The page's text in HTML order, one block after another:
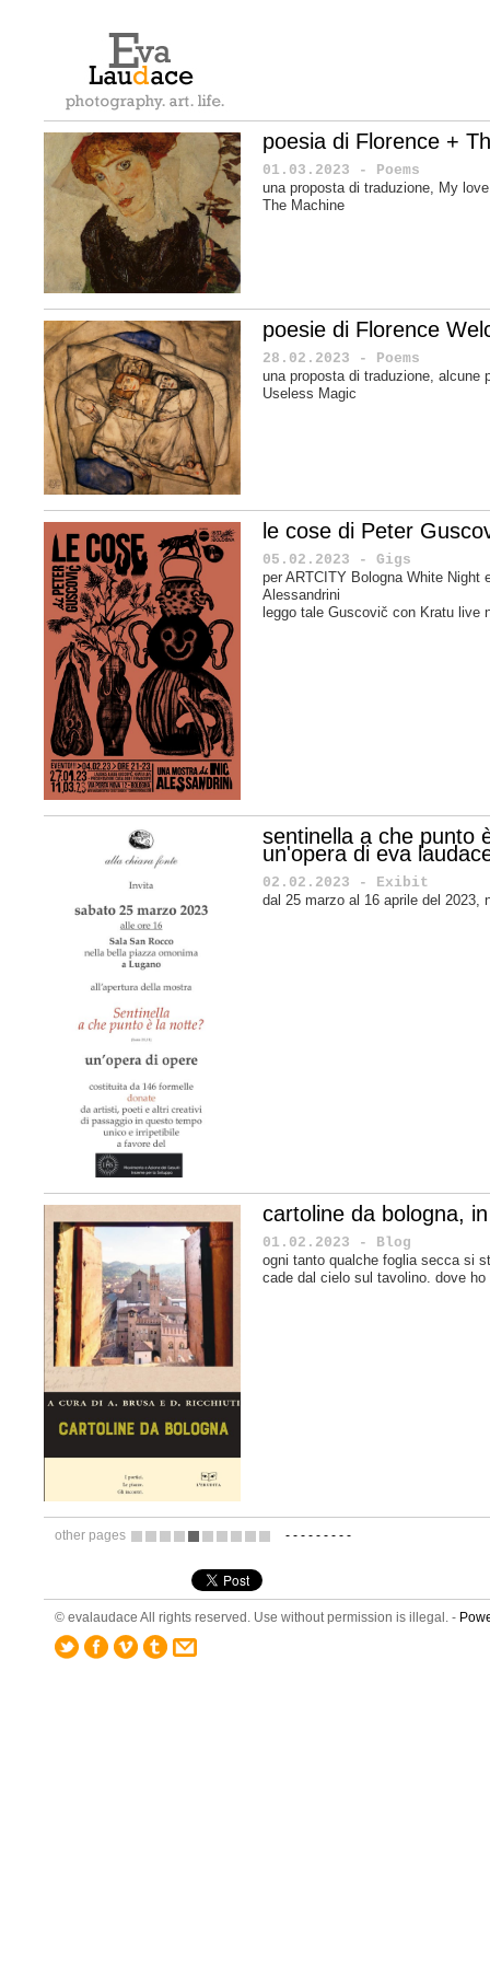
poesia di Florence +
01.03.2023 - Poems
una proposta di traduzione, My
The Machine
poesie di Florence
28.02.2023 - Poems
una proposta di traduzione, alcune
Useless Magic
le cose di Peter
05.02.2023 - Gigs
per ARTCITY Bologna White Night
Alessandrini
leggo tale Guscovič con Kratu live
sentinella a che punto
un'opera di eva
02.02.2023 - Exibit
dal 25 marzo al 16 aprile del 2023,
cartoline da bologna,
01.02.2023 - Blog
ogni tanto qualche foglia secca si
cade dal cielo sul tavolino. dove
other pages - - - - - - - - -
© evalaudace All rights reserved. Use without permission is illegal. -